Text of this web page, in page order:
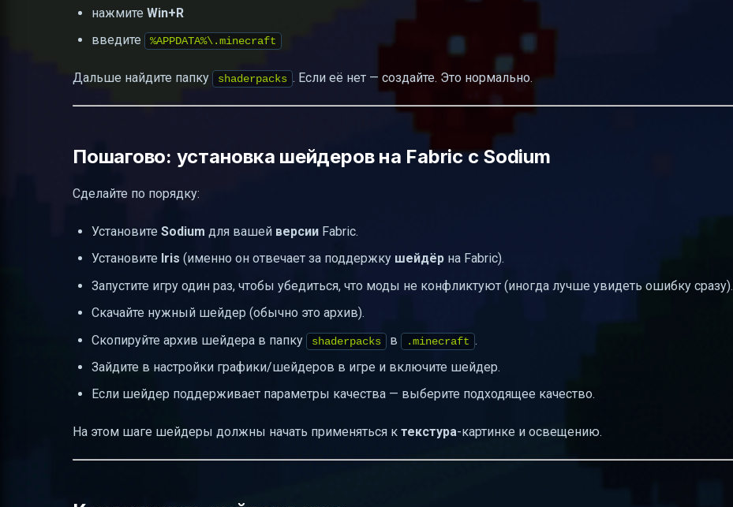
нажмите Win+R
введите
%APPDATA%\.minecraft
Дальше найдите папку shaderpacks . Если её нет — создайте. Это нормально.
Пошагово: установка шейдеров на Fabric с Sodium
Сделайте по порядку:
Установите Sodium для вашей версии Fabric.
Установите Iris (именно он отвечает за поддержку шейдёр на Fabric).
Запустите игру один раз, чтобы убедиться, что моды не конфликтуют (иногда лучше увидеть ошибку сразу).
Скачайте нужный шейдер (обычно это архив).
Скопируйте архив шейдера в папку
shaderpacks в .minecraft .
Зайдите в настройки графики/шейдеров в игре и включите шейдер.
Если шейдер поддерживает параметры качества — выберите подходящее качество.
На этом шаге шейдеры должны начать применяться к текстура-картинке и освещению.